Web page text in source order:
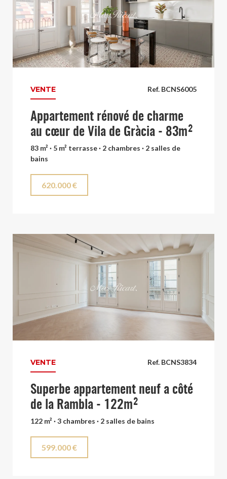
Ref. BCNS6005
VENTE
Appartement rénové de charme
au cœur de Vila de Gràcia - 83m²
83 m² · 5 m² terrasse · 2 chambres · 2 salles de
bains
620.000 €
Ref. BCNS3834
VENTE
Superbe appartement neuf a côté
de la Rambla - 122m²
122 m² · 3 chambres · 2 salles de bains
599.000 €